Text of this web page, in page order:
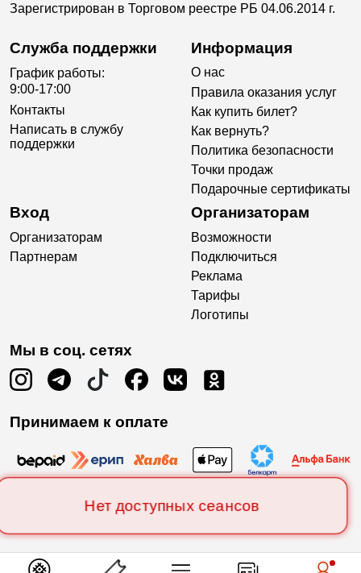
Нет доступных сеансов
Зарегистрирован в Торговом реестре РБ 04.06.2014 г.
Служба поддержки
График работы:
9:00-17:00
Контакты
Написать в службу
поддержки
Информация
О нас
Правила оказания услуг
Как купить билет?
Как вернуть?
Политика безопасности
Точки продаж
Подарочные сертификаты
Вход
Организаторам
Партнерам
Организаторам
Возможности
Подключиться
Реклама
Тарифы
Логотипы
Мы в соц. сетях
Принимаем к оплате